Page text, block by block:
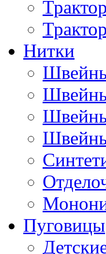
Нитки
Пуговицы